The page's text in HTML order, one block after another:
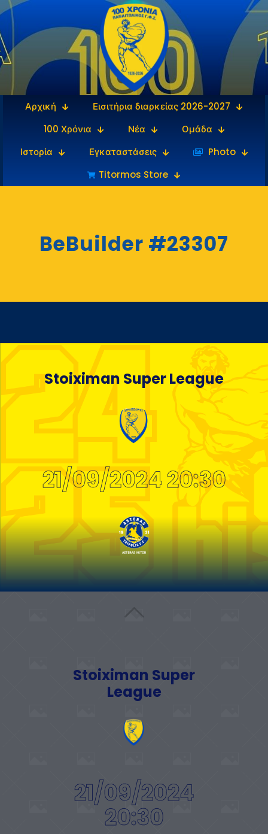
Αρχική
Εισιτήρια διαρκείας 2026-2027
100 Χρόνια
Νέα
Ομάδα
Ιστορία
Εγκαταστάσεις
‎‏‏‎ ‎Photo
Titormos Store
BeBuilder #23307
Stoiximan Super League
21/09/2024 20:30
Stoiximan Super
League
21/09/2024
20:30